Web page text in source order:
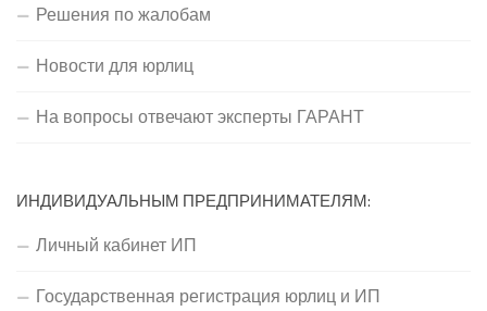
Решения по жалобам
Новости для юрлиц
На вопросы отвечают эксперты ГАРАНТ
ИНДИВИДУАЛЬНЫМ ПРЕДПРИНИМАТЕЛЯМ:
Личный кабинет ИП
Государственная регистрация юрлиц и ИП